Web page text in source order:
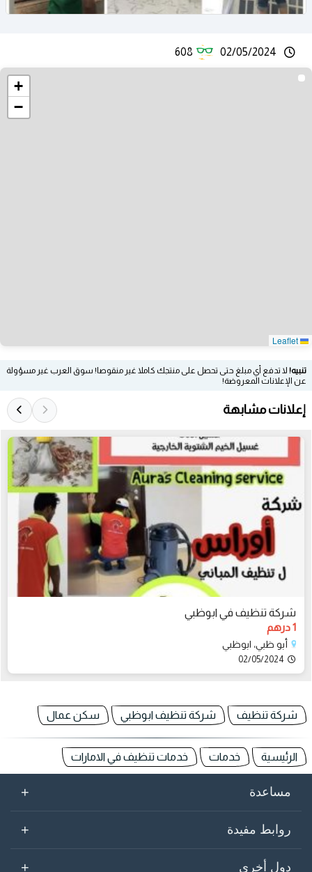
02/05/2024
608
+
−
تنبيه! لا تدفع أي مبلغ حتى تحصل على منتجك كاملا غير منقوصا! سوق العرب غير مسؤولة
عن الإعلانات المعروضة!
إعلانات مشابهة
شركة تنظيف في ابوظبي
1 درهم
أبو ظبي، ابوظبي
02/05/2024
شركة تنظيف شركة تنظيف ابوظبي سكن عمال
الرئيسية خدمات خدمات تنظيف في الامارات
مساعدة +
روابط مفيدة +
دول أخرى +